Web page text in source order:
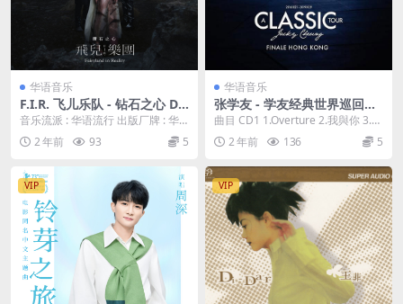
华语音乐
F.I.R. 飞儿乐队 - 钻石之心 Dia
mond Heart 2021 [24bit/48
kHz] [Hi-Res Flac 486MB]
音乐流派 : 华语流行 出版厂牌 : 华
研国际 发行时间 : 2021-07-2...
2 年前 93 5
华语音乐
张学友 - 学友经典世界巡回演
唱会 香港站 再见篇 2021 [24
Bit/48kHz] [Hi-Res Flac 2.0
8GB]
曲目 CD1 1.Overture 2.我與你 3.非
常夏日 4.今晚要盡情 5...
2 年前 136 5
VIP VIP